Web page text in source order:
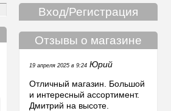
Вход/Регистрация
Отзывы о магазине
19 апреля 2025 в 9:24 Юрий
Отличный магазин. Большой
и интересный ассортимент.
Дмитрий на высоте.